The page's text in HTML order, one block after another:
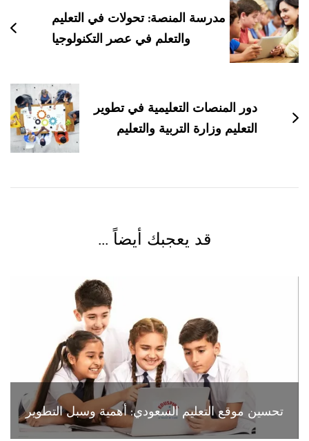
التدوينات مدرسة المنصة: تحولات في التعليم
والتعلم في عصر التكنولوجيا
دور المنصات التعليمية في تطوير
التعليم وزارة التربية والتعليم
قد يعجبك أيضاً ...
تحسين موقع التعليم السعودي: أهمية وسبل التطوير